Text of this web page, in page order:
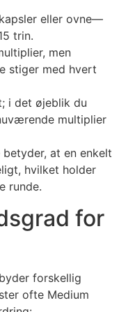
eller ovne—
trin.
men
stiger med hvert
i det øjeblik du
multiplier
at en enkelt
hvilket holder
runde.
for
forskellig
ofte Medium